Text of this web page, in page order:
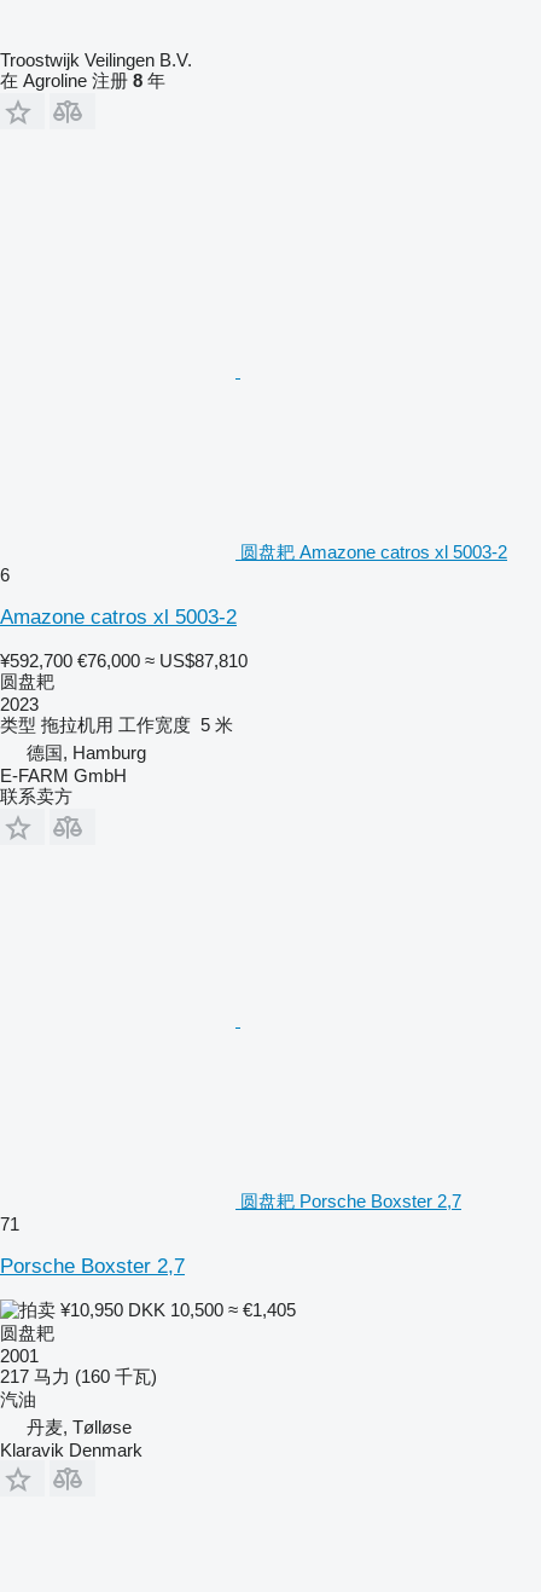
Troostwijk Veilingen B.V.
在 Agroline 注册 8 年
圆盘耙 Amazone catros xl 5003-2
6
Amazone catros xl 5003-2
¥592,700 €76,000 ≈ US$87,810
圆盘耙
2023
类型 拖拉机用 工作宽度 5 米
德国, Hamburg
E-FARM GmbH
联系卖方
圆盘耙 Porsche Boxster 2,7
71
Porsche Boxster 2,7
¥10,950 DKK 10,500 ≈ €1,405
圆盘耙
2001
217 马力 (160 千瓦)
汽油
丹麦, Tølløse
Klaravik Denmark